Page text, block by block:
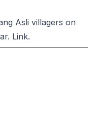
Asli villagers on
Link.